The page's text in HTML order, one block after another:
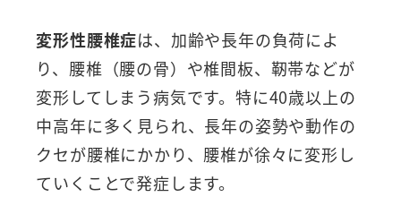
変形性腰椎症は、加齢や長年の負荷によ
り、腰椎（腰の骨）や椎間板、靭帯などが
変形してしまう病気です。特に40歳以上の
中高年に多く見られ、長年の姿勢や動作の
クセが腰椎にかかり、腰椎が徐々に変形し
ていくことで発症します。